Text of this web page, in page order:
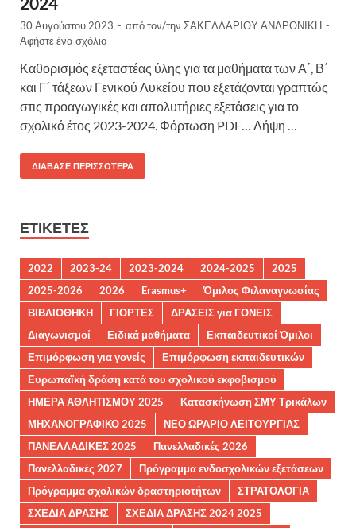
30 Αυγούστου 2023 - από τον/την ΣΑΚΕΛΛΑΡΙΟΥ ΑΝΔΡΟΝΙΚΗ -
Αφήστε ένα σχόλιο
Καθορισμός εξεταστέας ύλης για τα μαθήματα των Α΄, Β΄
και Γ΄ τάξεων Γενικού Λυκείου που εξετάζονται γραπτώς
στις προαγωγικές και απολυτήριες εξετάσεις για το
σχολικό έτος 2023-2024. Φόρτωση PDF… Λήψη …
ΔΙΆΒΑΣΕ ΠΕΡΙΣΣΌΤΕΡΑ
ΕΤΙΚΈΤΕΣ
2022 2023-24 2023-2024 2024-2025
2025
2025-2026
2026 Erasmus+
Όμιλος Φιλαναγνωσίας
ΒΙΒΛΙΟΘΗΚΗ
ΓΙΟΡΤΕΣ
ΔΡΑΣΕΙΣ για ΓΟΝΕΙΣ
Διαγωνισμοί
Ειδικά μαθήματα
Εκπαιδευτικοί Όμιλοι
Επιμόρφωση για γονείς
Επιμόρφωση εκπαιδευτικών
Ευρωπαϊκή δράση κατά του σχολικού εκφοβισμού
ΗΜΕΡΑ ΑΘΛΗΤΙΣΜΟΥ 2025
Κατασκήνωση ΣΜΥ Τρικάλων
ΜΗΧΑΝΟΓΡΑΦΙΚΟ 2025
ΝΕΟ ΩΡΑΡΙΟ ΛΕΙΤΟΥΡΓΙΑΣ
ΠΑΝΕΛΛΑΔΙΚΕΣ 2025
Πανελλαδικές 2026
Πανελλαδικές 2027
Πρόγραμμα ενδοσχολικών εξετάσεων
Πρόγραμμα σχολικών δραστηριοτήτων
ΣΤΡΑΤΟΛΟΓΙΑ
ΣΧΕΔΙΑ ΔΡΑΣΗΣ
ΣΧΕΔΙΑ ΔΡΑΣΗΣ 2024 2025